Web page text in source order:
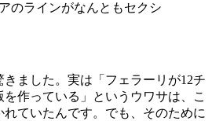
のラインがなんともセクシ
ました。実は「フェラーリが12チ
作っている」というウワサは、こ
ていたんです。でも、そのために